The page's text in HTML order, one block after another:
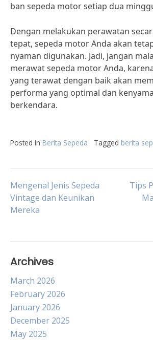
ban sepeda motor setiap dua
Dengan melakukan perawatan
tepat, sepeda motor Anda akan
nyaman digunakan. Jadi, jangan
merawat sepeda motor Anda,
yang terawat dengan baik akan
performa yang optimal dan
berkendara.
Posted in Berita Sepeda Tagged berita
Post
navigation
Mengenal Jenis Sepeda
Vintage dan Keunikan
Mereka
Tips
Archives
March 2026
February 2026
January 2026
December 2025
May 2025